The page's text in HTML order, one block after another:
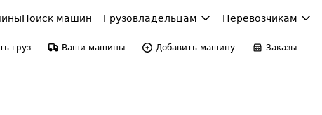
Поиск машин Грузовладельцам Перевозчикам
груз Ваши машины Добавить машину Заказы